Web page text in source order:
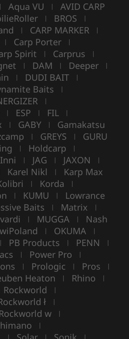
| Aqua VU | AVID CARP
| BROS |
| CARP MARKER |
| Carp Porter |
Spirit | Carprus |
| DAM | Deeper |
| DUDI BAIT |
Baits |
|
| ESP | FIL |
| GABY | Gamakatsu
| GREYS | GURU
| Holdcarp |
Inni | JAG | JAXON |
Karel Nikl | Karp Max
| Korda |
| KUMU | Lowrance
Baits | Matrix |
| MUGGA | Nash
| OKUMA |
| PB Products | PENN |
| Power Pro |
| Prologic | Pros |
Heaton | Rhino |
Rockworld |
ł |
Rockworld w |
|
| | |